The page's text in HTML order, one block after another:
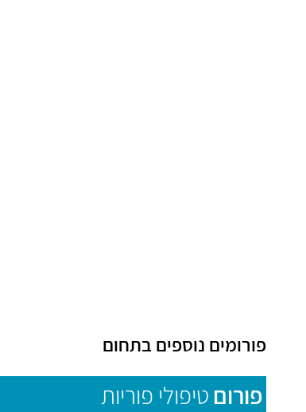
פורומים נוספים בתחום
פורום טיפולי פוריות